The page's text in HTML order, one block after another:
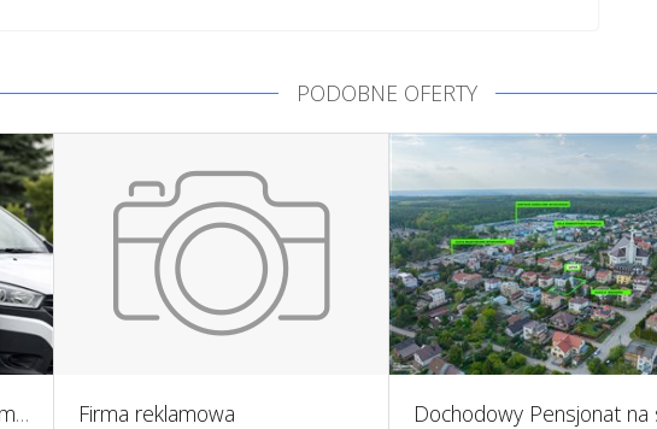
PODOBNE OFERTY
Na sprzedaż dochodowa firma usługowa b2b, model abonamentowy Firma reklamowa